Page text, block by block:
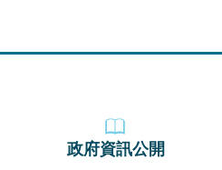
政府資訊公開